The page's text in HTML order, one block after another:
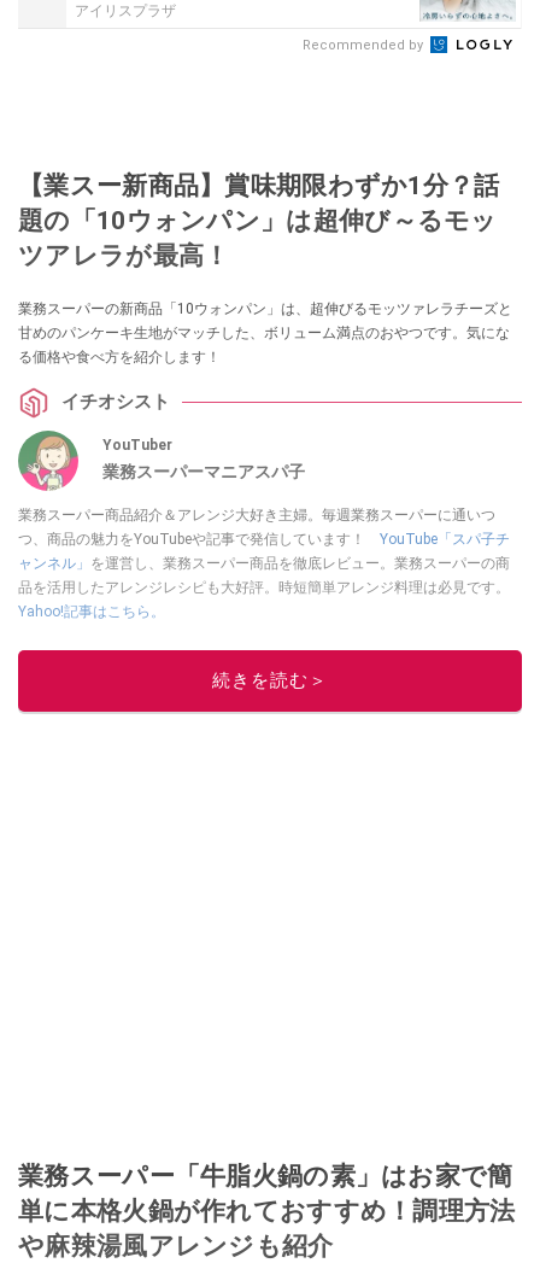
アイリスプラザ
Recommended by
【業スー新商品】賞味期限わずか1分？話
題の「10ウォンパン」は超伸び～るモッ
ツアレラが最高！
業務スーパーの新商品「10ウォンパン」は、超伸びるモッツァレラチーズと
甘めのパンケーキ生地がマッチした、ボリューム満点のおやつです。気にな
る価格や食べ方を紹介します！
イチオシスト
YouTuber
業務スーパーマニアスパ子
業務スーパー商品紹介＆アレンジ大好き主婦。毎週業務スーパーに通いつ
つ、商品の魅力をYouTubeや記事で発信しています！ YouTube「スパ子チ
ャンネル」 を運営し、業務スーパー商品を徹底レビュー。業務スーパーの商
品を活用したアレンジレシピも大好評。時短簡単アレンジ料理は必見です。
Yahoo!記事はこちら。
このイチオシストの他の記事を読む
続きを読む＞
業務スーパー「牛脂火鍋の素」はお家で簡
単に本格火鍋が作れておすすめ！調理方法
や麻辣湯風アレンジも紹介